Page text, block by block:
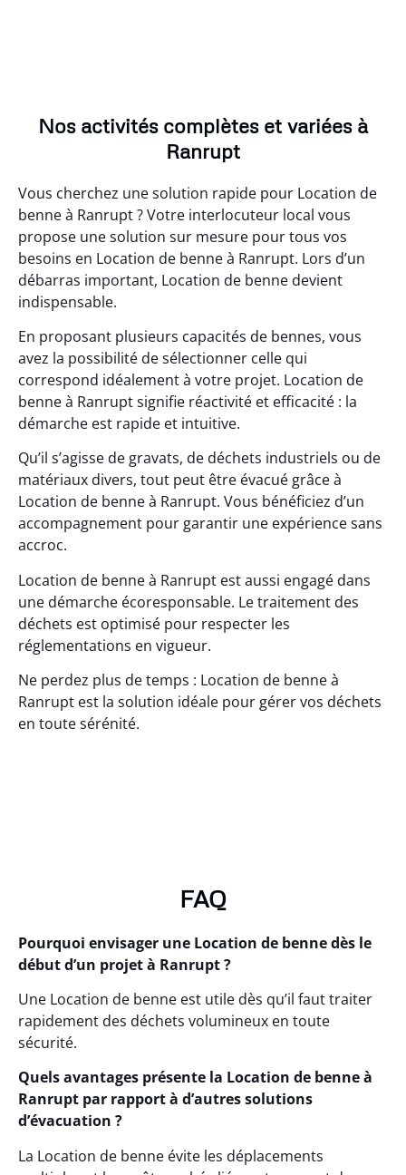
Nos activités complètes et variées à
Ranrupt
Vous cherchez une solution rapide pour Location de
benne à Ranrupt ? Votre interlocuteur local vous
propose une solution sur mesure pour tous vos
besoins en Location de benne à Ranrupt. Lors d’un
débarras important, Location de benne devient
indispensable.
En proposant plusieurs capacités de bennes, vous
avez la possibilité de sélectionner celle qui
correspond idéalement à votre projet. Location de
benne à Ranrupt signifie réactivité et efficacité : la
démarche est rapide et intuitive.
Qu’il s’agisse de gravats, de déchets industriels ou de
matériaux divers, tout peut être évacué grâce à
Location de benne à Ranrupt. Vous bénéficiez d’un
accompagnement pour garantir une expérience sans
accroc.
Location de benne à Ranrupt est aussi engagé dans
une démarche écoresponsable. Le traitement des
déchets est optimisé pour respecter les
réglementations en vigueur.
Ne perdez plus de temps : Location de benne à
Ranrupt est la solution idéale pour gérer vos déchets
en toute sérénité.
FAQ
Pourquoi envisager une Location de benne dès le
début d’un projet à Ranrupt ?
Une Location de benne est utile dès qu’il faut traiter
rapidement des déchets volumineux en toute
sécurité.
Quels avantages présente la Location de benne à
Ranrupt par rapport à d’autres solutions
d’évacuation ?
La Location de benne évite les déplacements